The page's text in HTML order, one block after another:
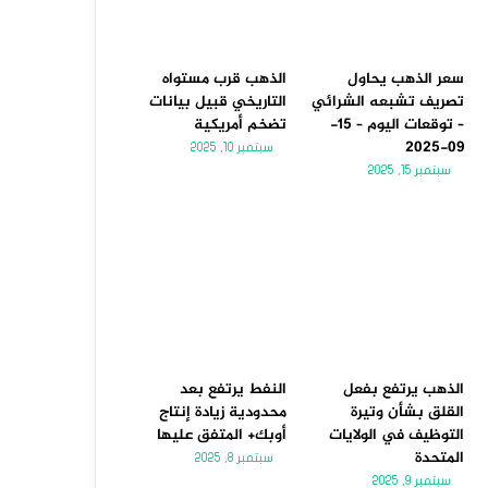
سعر الذهب يحاول
تصريف تشبعه الشرائي
– توقعات اليوم – 15-
09-2025
سبتمبر 15, 2025
الذهب قرب مستواه
التاريخي قبيل بيانات
تضخم أمريكية
سبتمبر 10, 2025
الذهب يرتفع بفعل
القلق بشأن وتيرة
التوظيف في الولايات
المتحدة
سبتمبر 9, 2025
النفط يرتفع بعد
محدودية زيادة إنتاج
أوبك+ المتفق عليها
سبتمبر 8, 2025